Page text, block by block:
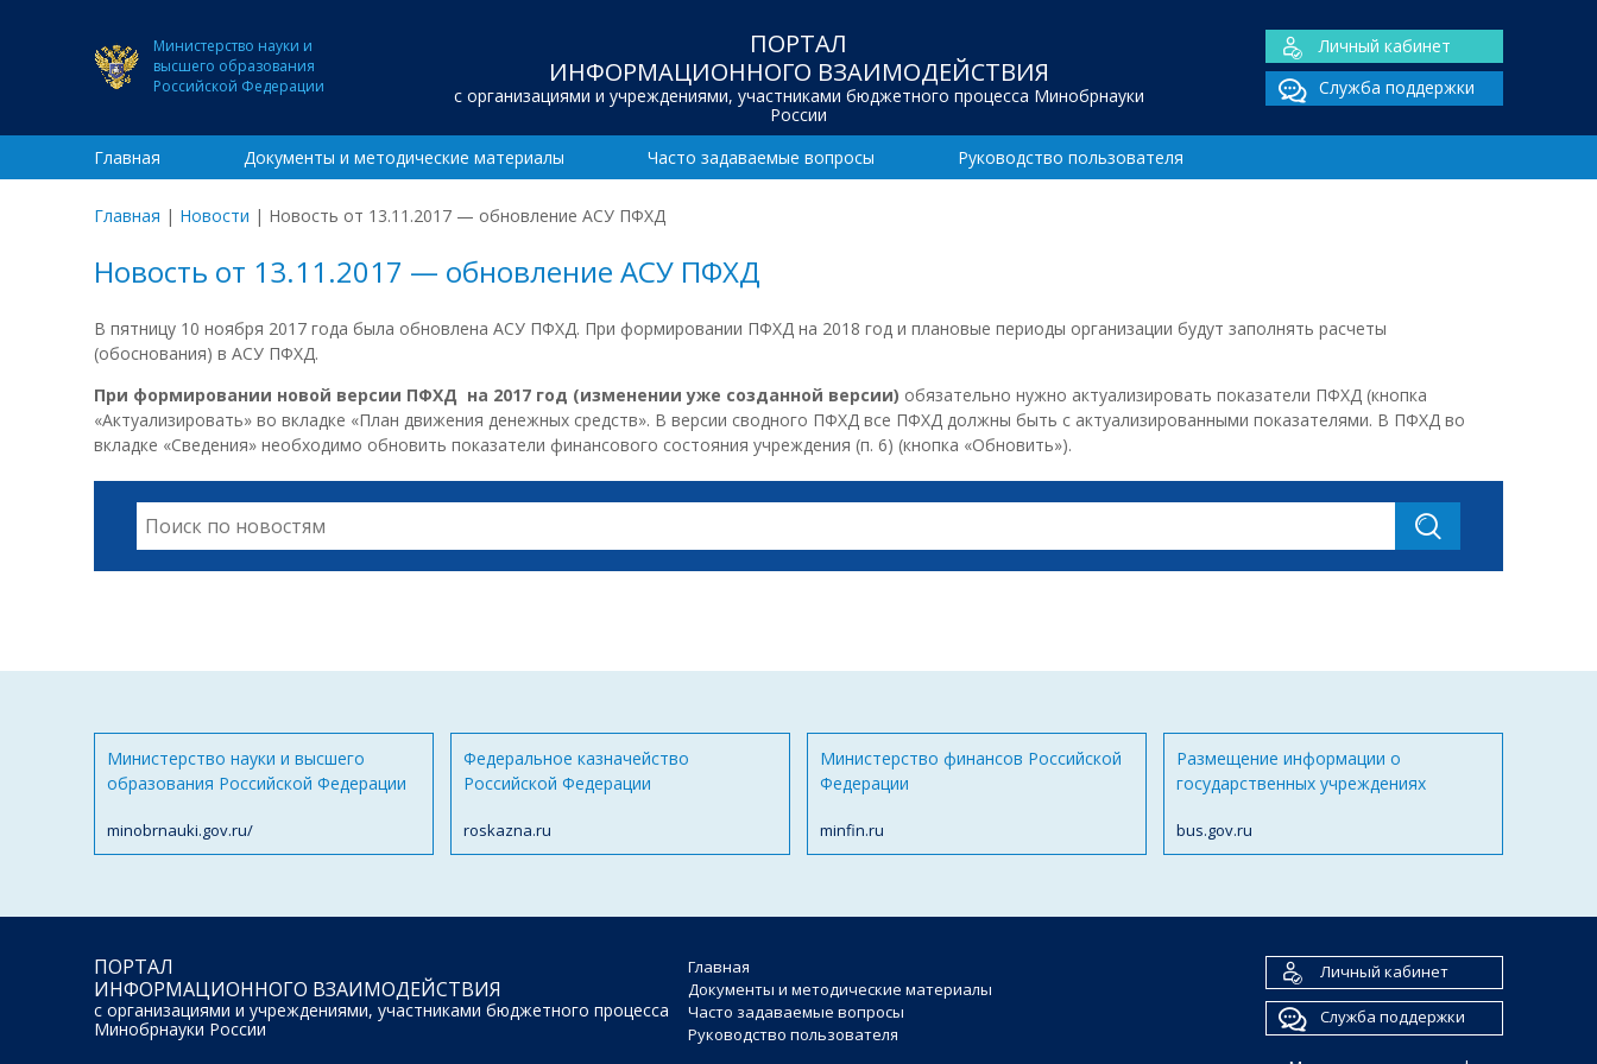
Министерство науки и
высшего образования
Российской Федерации
ПОРТАЛ
ИНФОРМАЦИОННОГО ВЗАИМОДЕЙСТВИЯ
с организациями и учреждениями, участниками бюджетного процесса Минобрнауки
России
Личный кабинет
Служба поддержки
Главная Документы и методические материалы Часто задаваемые вопросы Руководство пользователя
Главная | Новости | Новость от 13.11.2017 — обновление АСУ ПФХД
Новость от 13.11.2017 — обновление АСУ ПФХД
В пятницу 10 ноября 2017 года была обновлена АСУ ПФХД. При формировании ПФХД на 2018 год и плановые периоды организации будут заполнять расчеты
(обоснования) в АСУ ПФХД.
При формировании новой версии ПФХД на 2017 год (изменении уже созданной версии) обязательно нужно актуализировать показатели ПФХД (кнопка
«Актуализировать» во вкладке «План движения денежных средств». В версии сводного ПФХД все ПФХД должны быть с актуализированными показателями. В ПФХД во
вкладке «Сведения» необходимо обновить показатели финансового состояния учреждения (п. 6) (кнопка «Обновить»).
Министерство науки и высшего
образования Российской Федерации
minobrnauki.gov.ru/
Федеральное казначейство
Российской Федерации
roskazna.ru
Министерство финансов Российской
Федерации
minfin.ru
Размещение информации о
государственных учреждениях
bus.gov.ru
ПОРТАЛ
ИНФОРМАЦИОННОГО ВЗАИМОДЕЙСТВИЯ
с организациями и учреждениями, участниками бюджетного процесса
Минобрнауки России
Главная
Документы и методические материалы
Часто задаваемые вопросы
Руководство пользователя
Личный кабинет
Служба поддержки